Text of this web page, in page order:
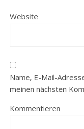
Website
Name, E-Mail-
meinen nächsten
Kommentieren